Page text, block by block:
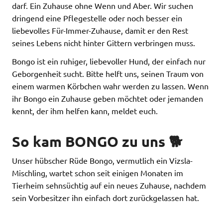
darf. Ein Zuhause ohne Wenn und Aber. Wir suchen
dringend eine Pflegestelle oder noch besser ein
liebevolles Für-Immer-Zuhause, damit er den Rest
seines Lebens nicht hinter Gittern verbringen muss.
Bongo ist ein ruhiger, liebevoller Hund, der einfach nur
Geborgenheit sucht. Bitte helft uns, seinen Traum von
einem warmen Körbchen wahr werden zu lassen. Wenn
ihr Bongo ein Zuhause geben möchtet oder jemanden
kennt, der ihm helfen kann, meldet euch.
So kam BONGO zu uns 🐕
Unser hübscher Rüde Bongo, vermutlich ein Vizsla-
Mischling, wartet schon seit einigen Monaten im
Tierheim sehnsüchtig auf ein neues Zuhause, nachdem
sein Vorbesitzer ihn einfach dort zurückgelassen hat.